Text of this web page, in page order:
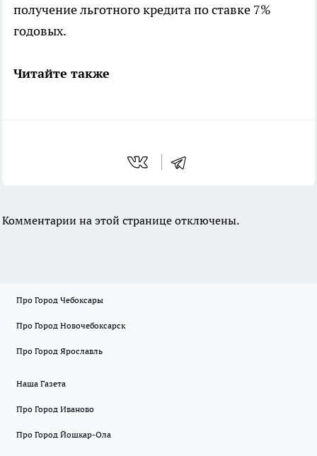
получение льготного кредита по ставке 7%
годовых.
Читайте также
Комментарии на этой странице отключены.
Про Город Чебоксары
Про Город Новочебоксарск
Про Город Ярославль
Наша Газета
Про Город Иваново
Про Город Йошкар-Ола